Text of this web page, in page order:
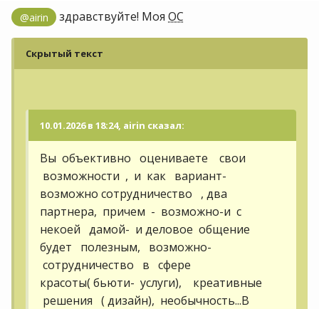
@airin здравствуйте! МояОС
Скрытый текст
10.01.2026 в 18:24, airin сказал:
Вы объективно оцениваете свои
возможности , и как вариант-
возможно сотрудничество , два
партнера, причем - возможно-и с
некоей дамой- и деловое общение
будет полезным, возможно-
сотрудничество в сфере
красоты( бьюти- услуги), креативные
решения ( дизайн), необычность...В